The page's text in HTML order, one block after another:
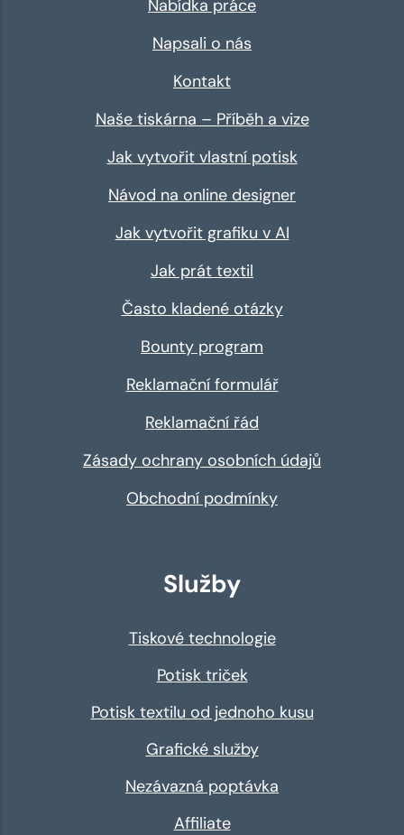
Nabídka práce
Napsali o nás
Kontakt
Naše tiskárna – Příběh a vize
Jak vytvořit vlastní potisk
Návod na online designer
Jak vytvořit grafiku v AI
Jak prát textil
Často kladené otázky
Bounty program
Reklamační formulář
Reklamační řád
Zásady ochrany osobních údajů
Obchodní podmínky
Služby
Tiskové technologie
Potisk triček
Potisk textilu od jednoho kusu
Grafické služby
Nezávazná poptávka
Affiliate